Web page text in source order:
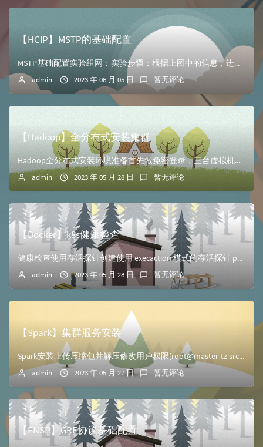
【HCIP】MSTP的基础配置
MSTP基础配置实验组网：实验步骤：根据上图中的信息，进行配置PC机的ip和子网掩码，然后保存应用配置交换机S1的Vlan//在交换机S1上创建VLAN ...
admin 2023 年 06 月 05 日 暂无评论
【Hadoop】全分布式安装集群
Hadoop全分布式安装环境准备首先做免密登录，三台虚拟机分别生成秘钥文件//三台都需要操作 ssh-keygen -t rsa //三台都需要打以下命令...
admin 2023 年 05 月 28 日 暂无评论
【Docker】k8s健康检查
健康检查使用存活探针创建使用 execaction 模式的存活探针 pod 的 yaml 文件。需要创建目录（/tmp/healthy）查看到运行成功，持...
admin 2023 年 05 月 28 日 暂无评论
【Spark】集群服务安装
Spark安装上传压缩包并解压修改用户权限[root@master-tz src]# chown -R hadoop:hadoop spark切换hado...
admin 2023 年 05 月 27 日 暂无评论
【ENSP】GRE协议基础配置